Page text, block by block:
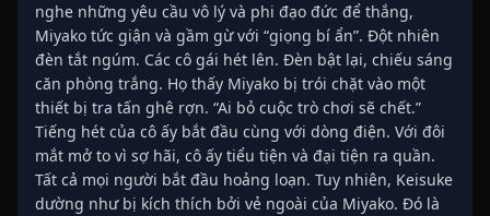
nghe những yêu cầu vô lý và phi đạo đức để thắng,
Miyako tức giận và gầm gừ với “giọng bí ẩn”. Đột nhiên
đèn tắt ngúm. Các cô gái hét lên. Đèn bật lại, chiếu sáng
căn phòng trắng. Họ thấy Miyako bị trói chặt vào một
thiết bị tra tấn ghê rợn. “Ai bỏ cuộc trò chơi sẽ chết.”
Tiếng hét của cô ấy bắt đầu cùng với dòng điện. Với đôi
mắt mở to vì sợ hãi, cô ấy tiểu tiện và đại tiện ra quần.
Tất cả mọi người bắt đầu hoảng loạn. Tuy nhiên, Keisuke
dường như bị kích thích bởi vẻ ngoài của Miyako. Đó là